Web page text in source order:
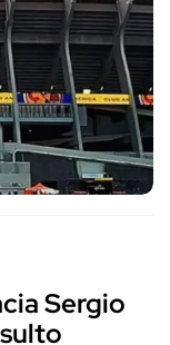
Sergio